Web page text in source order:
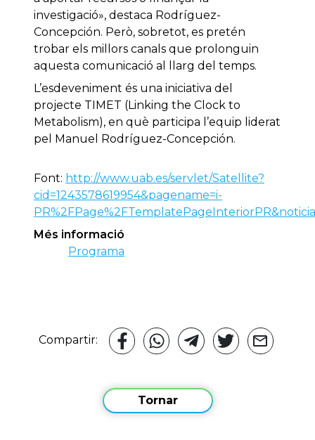
investigació», destaca Rodríguez-
Concepción. Però, sobretot, es pretén
trobar els millors canals que prolonguin
aquesta comunicació al llarg del temps.
L’esdeveniment és una iniciativa del
projecte TIMET (Linking the Clock to
Metabolism), en què participa l’equip liderat
pel Manuel Rodríguez-Concepción.
Font: http://www.uab.es/servlet/Satellite?
cid=1243578619954&pagename=i-
Més informació
Programa
Compartir:
Tornar